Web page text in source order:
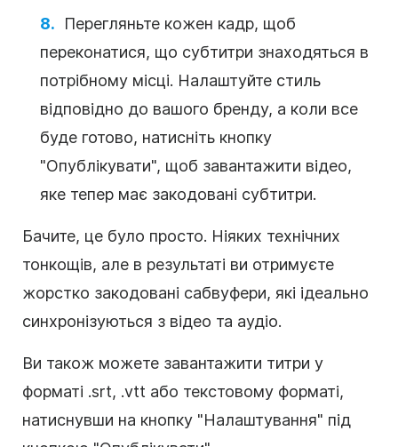
Перегляньте кожен кадр, щоб
переконатися, що субтитри знаходяться в
потрібному місці. Налаштуйте стиль
відповідно до вашого бренду, а коли все
буде готово, натисніть кнопку
"Опублікувати", щоб завантажити відео,
яке тепер має закодовані субтитри.
Бачите, це було просто. Ніяких технічних
тонкощів, але в результаті ви отримуєте
жорстко закодовані сабвуфери, які ідеально
синхронізуються з відео та аудіо.
Ви також можете завантажити титри у
форматі .srt, .vtt або текстовому форматі,
натиснувши на кнопку "Налаштування" під